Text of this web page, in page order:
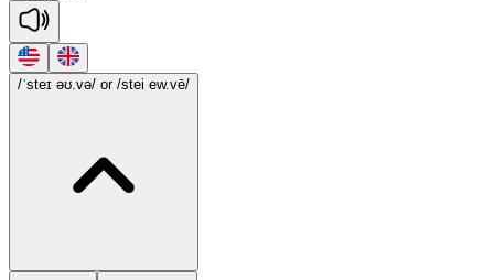
/ˈsteɪ əʊ.və/ or /stei ew.vē/